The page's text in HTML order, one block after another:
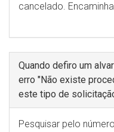
cancelado.
Quando defiro um
erro "Não existe
este tipo de
Pesquisar pelo